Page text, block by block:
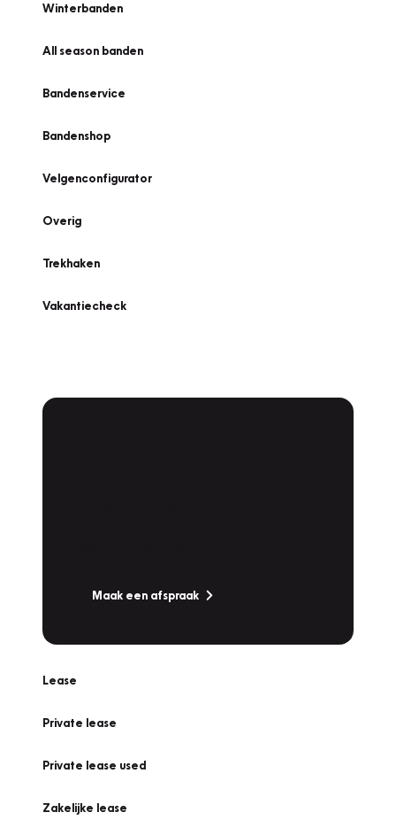
Winterbanden
All season banden
Bandenservice
Bandenshop
Velgenconfigurator
Overig
Trekhaken
Vakantiecheck
Maak een afspraak
Lease
Private lease
Private lease used
Zakelijke lease